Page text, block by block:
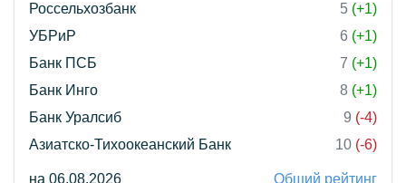
Россельхозбанк
5 (+1)
УБРиР
6 (+1)
Банк ПСБ
7 (+1)
Банк Инго
8 (+1)
Банк Уралсиб
9 (-4)
Азиатско-Тихоокеанский Банк
10 (-6)
на 06.08.2026 Общий рейтинг